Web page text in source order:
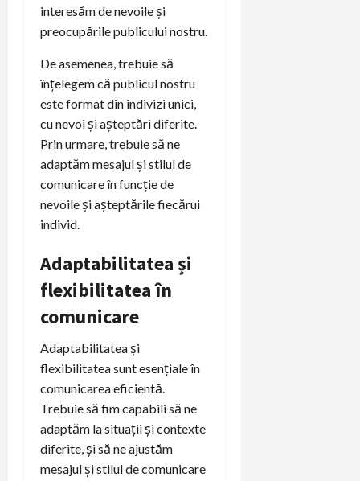
interesăm de nevoile și
preocupările publicului nostru.
De asemenea, trebuie să
înțelegem că publicul nostru
este format din indivizi unici,
cu nevoi și așteptări diferite.
Prin urmare, trebuie să ne
adaptăm mesajul și stilul de
comunicare în funcție de
nevoile și așteptările fiecărui
individ.
Adaptabilitatea și
flexibilitatea în
comunicare
Adaptabilitatea și
flexibilitatea sunt esențiale în
comunicarea eficientă.
Trebuie să fim capabili să ne
adaptăm la situații și contexte
diferite, și să ne ajustăm
mesajul și stilul de comunicare